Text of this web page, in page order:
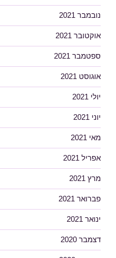
נובמבר 2021
אוקטובר 2021
ספטמבר 2021
אוגוסט 2021
יולי 2021
יוני 2021
מאי 2021
אפריל 2021
מרץ 2021
פברואר 2021
ינואר 2021
דצמבר 2020